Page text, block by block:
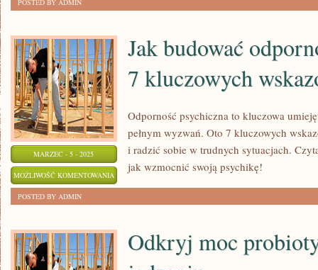
JAK
PRZYGOTOWAĆ
PRZEPIS?
POSTED BY ADMIN
MARZEC - 5 - 2025
MOŻLIWOŚĆ KOMENTOWANIA
PSYCHICZNĄ:
KLUCZOWYCH
ZOSTAŁA WYŁĄCZONA
Jak budować
7 kluczowych
Odporność psychiczna to kluczowa
pełnym wyzwań. Oto 7 kluczowych
i radzić sobie w trudnych sytuacjach.
jak wzmocnić swoją psychikę!
POSTED BY ADMIN
Odkryj moc